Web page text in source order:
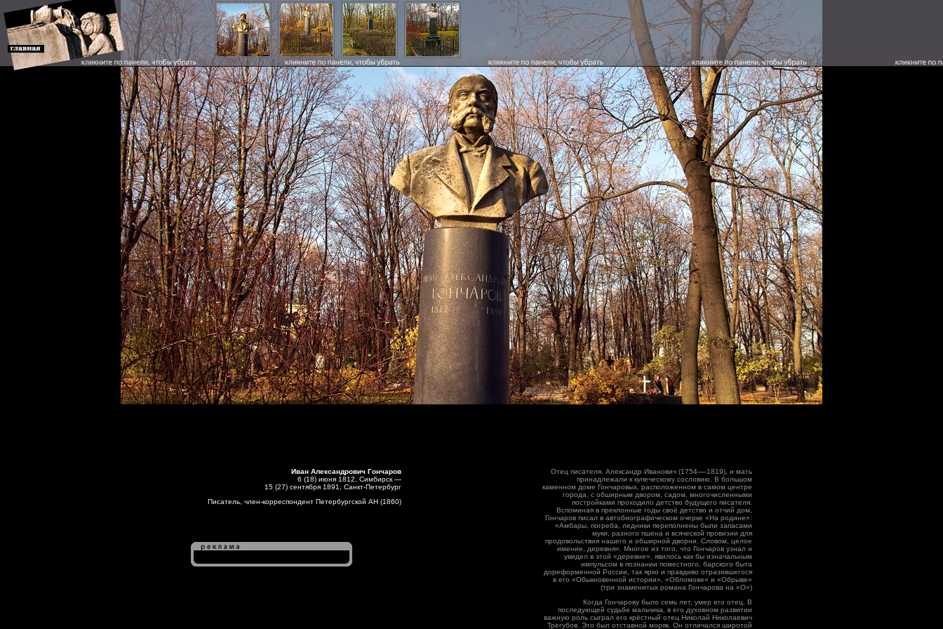
Иван Александрович Гончаров
6 (18) июня 1812, Симбирск —
15 (27) сентября 1891, Санкт-Петербург
Писатель, член-корреспондент Петербургской АН (1860)
Отец писателя, Александр Иванович (1754—-1819), и мать
принадлежали к купеческому сословию. В большом
каменном доме Гончаровых, расположенном в самом центре
города, с обширным двором, садом, многочисленными
постройками проходило детство будущего писателя.
Вспоминая в преклонные годы своё детство и отчий дом,
Гончаров писал в автобиографическом очерке «На родине»:
«Амбары, погреба, ледники переполнены были запасами
муки, разного пшена и всяческой провизии для
продовольствия нашего и обширной дворни. Словом, целое
имение, деревня». Многое из того, что Гончаров узнал и
увидел в этой «деревне», явилось как бы изначальным
импульсом в познании поместного, барского быта
дореформенной России, так ярко и правдиво отразившегося
в его «Обыкновенной истории», «Обломове» и «Обрыве»
(три знаменитых романа Гончарова на «О»)
Когда Гончарову было семь лет, умер его отец. В
последующей судьбе мальчика, в его духовном развитии
важную роль сыграл его крёстный отец Николай Николаевич
Трегубов. Это был отставной моряк. Он отличался широтой